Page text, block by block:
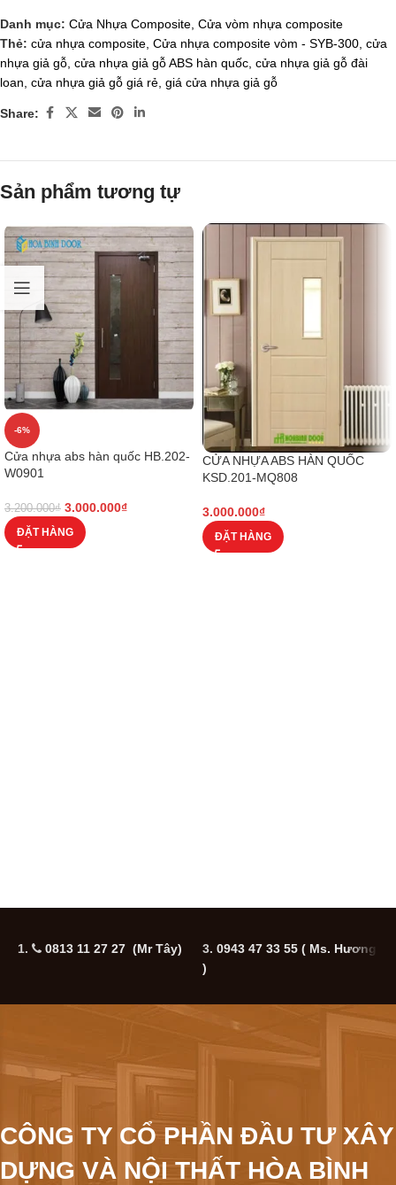
Danh mục: Cửa Nhựa Composite, Cửa vòm nhựa composite
Thẻ: cửa nhựa composite, Cửa nhựa composite vòm - SYB-300, cửa
nhựa giả gỗ, cửa nhựa giả gỗ ABS hàn quốc, cửa nhựa giả gỗ đài
loan, cửa nhựa giả gỗ giá rẻ, giá cửa nhựa giả gỗ
Share:
Sản phẩm tương tự
-6%
Cửa nhựa abs hàn quốc HB.202-
W0901
3.200.000₫ 3.000.000₫
ĐẶT HÀNG
CỬA NHỰA ABS HÀN QUỐC
KSD.201-MQ808
3.000.000₫
ĐẶT HÀNG
1. 0813 11 27 27 (Mr Tây) 3. 0943 47 33 55 ( Ms. Hương
)
CÔNG TY CỔ PHẦN ĐẦU TƯ XÂY
DỰNG VÀ NỘI THẤT HÒA BÌNH